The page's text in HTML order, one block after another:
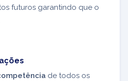
futuros garantindo que o
de todos os